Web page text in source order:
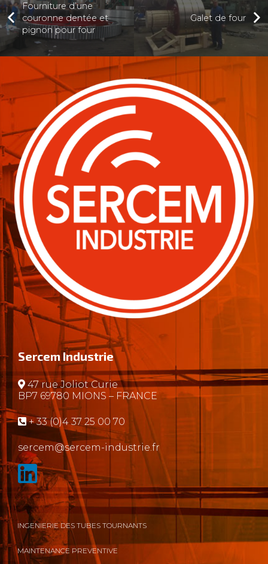
Fourniture d’une
couronne dentée et
pignon pour four
Galet de four
Sercem Industrie
47 rue Joliot Curie
BP7 69780 MIONS – FRANCE
+ 33 (0)4 37 25 00 70
sercem@sercem-industrie.fr
INGENIERIE DES TUBES TOURNANTS
MAINTENANCE PREVENTIVE